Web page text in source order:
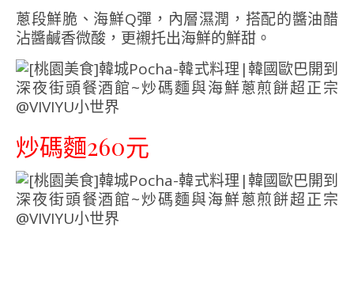
蔥段鮮脆、海鮮Q彈，內層濕潤，搭配的醬油醋
沾醬鹹香微酸，更襯托出海鮮的鮮甜。
炒碼麵260元